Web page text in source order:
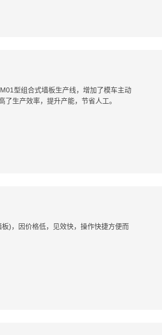
型组合式墙板生产线，增加了模车主动
生产效率，提升产能，节省人工。
)，因价格低，见效快，操作快捷方便而